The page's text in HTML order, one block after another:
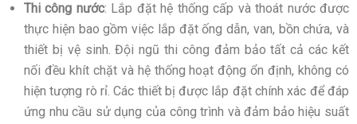
Thi công nước: Lắp đặt hệ thống cấp và thoát nước được
thực hiện bao gồm việc lắp đặt ống dẫn, van, bồn chứa, và
thiết bị vệ sinh. Đội ngũ thi công đảm bảo tất cả các kết
nối đều khít chặt và hệ thống hoạt động ổn định, không có
hiện tượng rò rỉ. Các thiết bị được lắp đặt chính xác để đáp
ứng nhu cầu sử dụng của công trình và đảm bảo hiệu suất